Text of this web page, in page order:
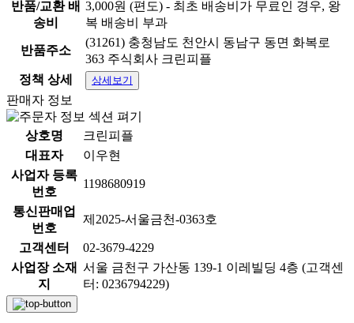
반품/교환 배
송비
3,000원 (편도) - 최초 배송비가 무료인 경우, 왕
복 배송비 부과
반품주소
(31261) 충청남도 천안시 동남구 동면 화복로
363 주식회사 크린피플
정책 상세
상세보기
판매자 정보
상호명
크린피플
대표자
이우현
사업자 등록
번호
1198680919
통신판매업
번호
제2025-서울금천-0363호
고객센터
02-3679-4229
사업장 소재
지
서울 금천구 가산동 139-1 이레빌딩 4층 (고객센
터: 0236794229)